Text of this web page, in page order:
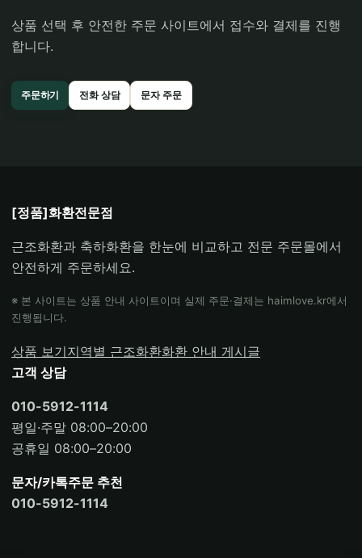
상품 선택 후 안전한 주문 사이트에서 접수와 결제를 진행
합니다.
주문하기 전화 상담 문자 주문
[정품]화환전문점
근조화환과 축하화환을 한눈에 비교하고 전문 주문몰에서
안전하게 주문하세요.
※ 본 사이트는 상품 안내 사이트이며 실제 주문·결제는 haimlove.kr에서
진행됩니다.
상품 보기지역별 근조화환화환 안내 게시글
고객 상담
010-5912-1114
평일·주말 08:00–20:00
공휴일 08:00–20:00
문자/카톡주문 추천
010-5912-1114